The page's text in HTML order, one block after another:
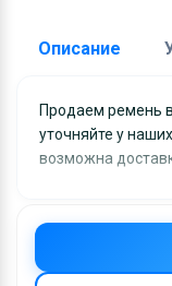
Описание
Продаем ремень водяной помпы 1136715160. Цены
уточняйте у
возможна
Адрес
после